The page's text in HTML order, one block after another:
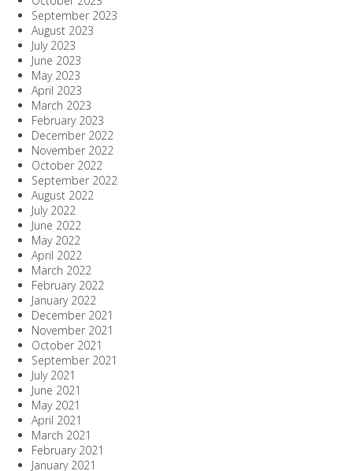
September 2023
August 2023
July 2023
June 2023
May 2023
April 2023
March 2023
February 2023
December 2022
November 2022
October 2022
September 2022
August 2022
July 2022
June 2022
May 2022
April 2022
March 2022
February 2022
January 2022
December 2021
November 2021
October 2021
September 2021
July 2021
June 2021
May 2021
April 2021
March 2021
February 2021
January 2021